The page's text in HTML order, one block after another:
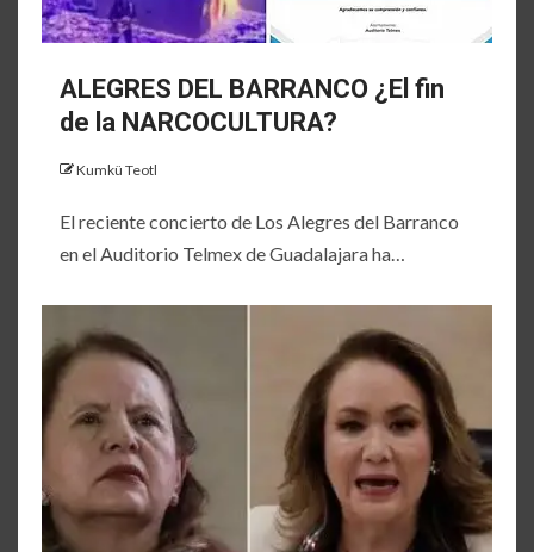
ALEGRES DEL BARRANCO ¿El fin
de la NARCOCULTURA?
Kumkü Teotl
El reciente concierto de Los Alegres del Barranco
en el Auditorio Telmex de Guadalajara ha…